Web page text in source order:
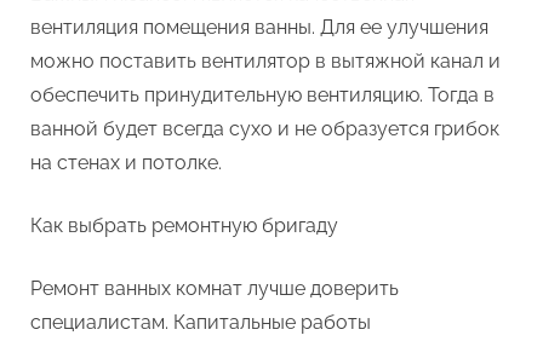
вентиляция помещения ванны. Для ее улучшения
можно поставить вентилятор в вытяжной канал и
обеспечить принудительную вентиляцию. Тогда в
ванной будет всегда сухо и не образуется грибок
на стенах и потолке.
Как выбрать ремонтную бригаду
Ремонт ванных комнат лучше доверить
специалистам. Капитальные работы